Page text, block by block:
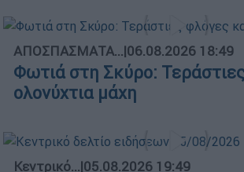
ΑΠΟΣΠΑΣΜΑΤΑ...|06.08.2026 18:49
Φωτιά στη Σκύρο:
ολονύχτια μάχη
Κεντρικό...|05.08.2026 19:49